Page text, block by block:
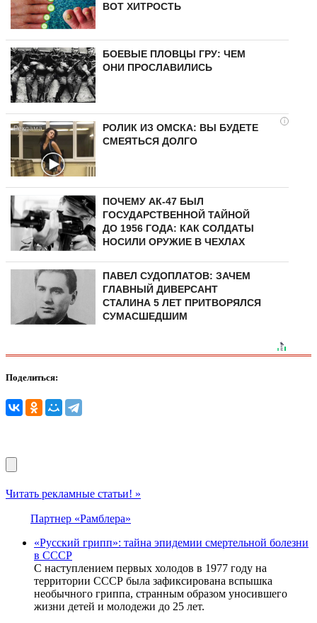
ВОТ ХИТРОСТЬ
БОЕВЫЕ ПЛОВЦЫ ГРУ: ЧЕМ
ОНИ ПРОСЛАВИЛИСЬ
i
РОЛИК ИЗ ОМСКА: ВЫ БУДЕТЕ
СМЕЯТЬСЯ ДОЛГО
ПОЧЕМУ АК-47 БЫЛ
ГОСУДАРСТВЕННОЙ ТАЙНОЙ
ДО 1956 ГОДА: КАК СОЛДАТЫ
НОСИЛИ ОРУЖИЕ В ЧЕХЛАХ
ПАВЕЛ СУДОПЛАТОВ: ЗАЧЕМ
ГЛАВНЫЙ ДИВЕРСАНТ
СТАЛИНА 5 ЛЕТ ПРИТВОРЯЛСЯ
СУМАСШЕДШИМ
Поделиться:
Читать рекламные статьи! »
Партнер «Рамблера»
«Русский грипп»: тайна эпидемии смертельной болезни
в СССР
С наступлением первых холодов в 1977 году на
территории СССР была зафиксирована вспышка
необычного гриппа, странным образом уносившего
жизни детей и молодежи до 25 лет.